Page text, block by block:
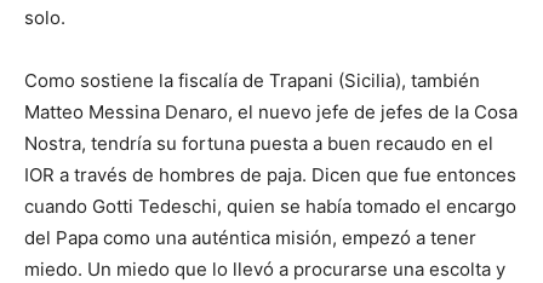
solo.
Como sostiene la fiscalía de Trapani (Sicilia), también
Matteo Messina Denaro, el nuevo jefe de jefes de la Cosa
Nostra, tendría su fortuna puesta a buen recaudo en el
IOR a través de hombres de paja. Dicen que fue entonces
cuando Gotti Tedeschi, quien se había tomado el encargo
del Papa como una auténtica misión, empezó a tener
miedo. Un miedo que lo llevó a procurarse una escolta y